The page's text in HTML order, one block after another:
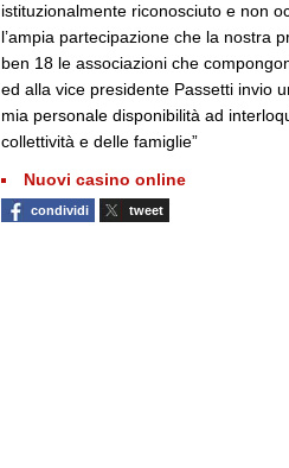
istituzionalmente riconosciuto e non
l’ampia partecipazione che la nostra
ben 18 le associazioni che
ed alla vice presidente Passetti invio
mia personale disponibilità ad
collettività e delle famiglie”
Nuovi casino online
condividi tweet